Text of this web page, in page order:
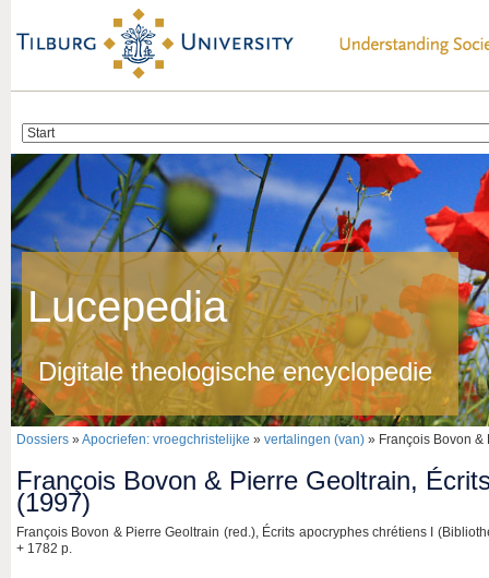
Lucepedia
Digitale theologische encyclopedie
Dossiers »Apocriefen: vroegchristelijke » vertalingen (van) » François Bovon &
François Bovon & Pierre Geoltrain,
(1997)
François Bovon & Pierre Geoltrain (red.), Écrits apocryphes chrétiens I
+ 1782 p.